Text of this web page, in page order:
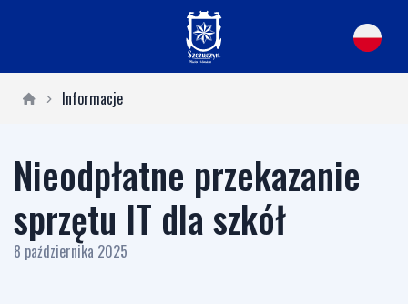
Informacje
Nieodpłatne przekazanie
sprzętu IT dla szkół
8 października 2025